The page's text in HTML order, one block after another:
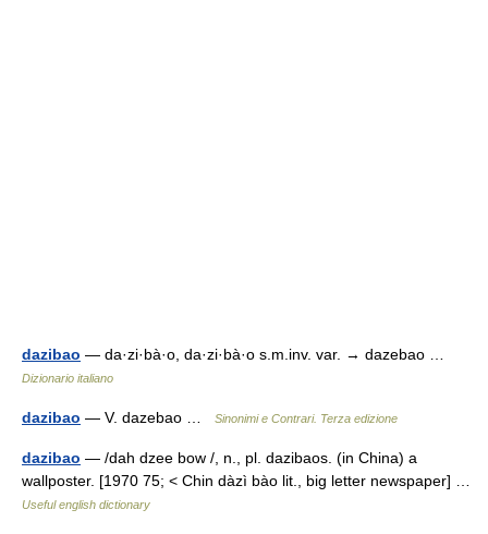
dazibao — da·zi·bà·o, da·zi·bà·o s.m.inv. var. → dazebao …
Dizionario italiano
dazibao — V. dazebao … Sinonimi e Contrari. Terza edizione
dazibao — /dah dzee bow /, n., pl. dazibaos. (in China) a
wallposter. [1970 75; < Chin dàzì bào lit., big letter newspaper] …
Useful english dictionary